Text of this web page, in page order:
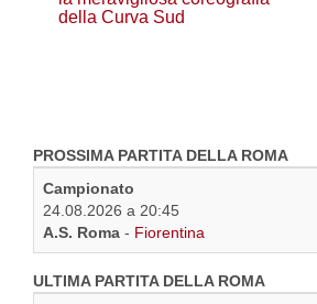
della Curva Sud
PROSSIMA PARTITA DELLA ROMA
Campionato
24.08.2026 a 20:45
A.S. Roma - Fiorentina
ULTIMA PARTITA DELLA ROMA